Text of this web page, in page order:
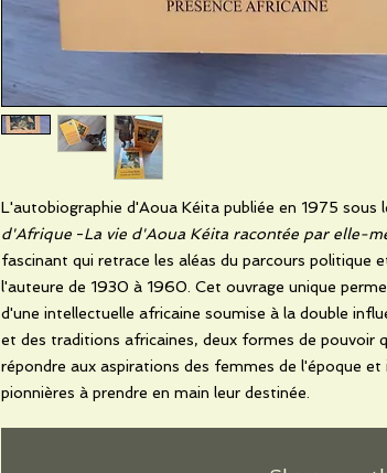
L'autobiographie d'Aoua Kéita publiée en 1975 sous
d'Afrique -La vie d'Aoua Kéita racontée par elle-
fascinant qui retrace les aléas du parcours politique
l'auteure de 1930 à 1960. Cet ouvrage unique
d'une intellectuelle africaine soumise à la double
et des traditions africaines, deux formes de pouvoir
répondre aux aspirations des femmes de l'époque et
pionnières à prendre en main leur destinée.